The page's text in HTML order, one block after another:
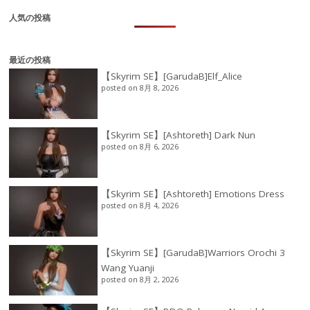
人気の投稿
最近の投稿
【Skyrim SE】[GarudaB]Elf_Alice
posted on 8月 8, 2026
【Skyrim SE】[Ashtoreth] Dark Nun
posted on 8月 6, 2026
【Skyrim SE】[Ashtoreth] Emotions Dress
posted on 8月 4, 2026
【Skyrim SE】[GarudaB]Warriors Orochi 3
Wang Yuanji
posted on 8月 2, 2026